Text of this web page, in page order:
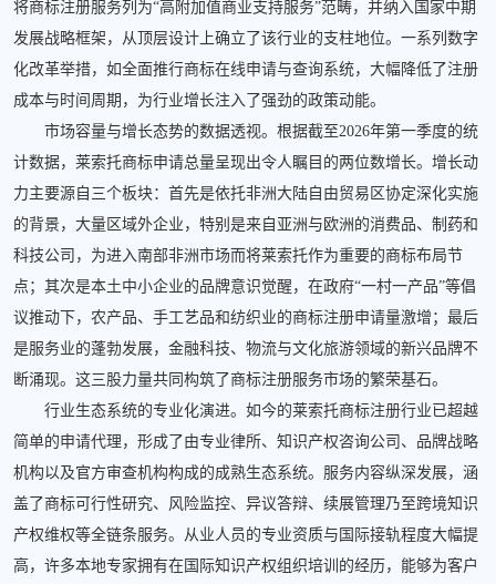
将商标注册服务列为“高附加值商业支持服务”范畴，并纳入国家中期
发展战略框架，从顶层设计上确立了该行业的支柱地位。一系列数字
化改革举措，如全面推行商标在线申请与查询系统，大幅降低了注册
成本与时间周期，为行业增长注入了强劲的政策动能。
市场容量与增长态势的数据透视。根据截至2026年第一季度的统
计数据，莱索托商标申请总量呈现出令人瞩目的两位数增长。增长动
力主要源自三个板块：首先是依托非洲大陆自由贸易区协定深化实施
的背景，大量区域外企业，特别是来自亚洲与欧洲的消费品、制药和
科技公司，为进入南部非洲市场而将莱索托作为重要的商标布局节
点；其次是本土中小企业的品牌意识觉醒，在政府“一村一产品”等倡
议推动下，农产品、手工艺品和纺织业的商标注册申请量激增；最后
是服务业的蓬勃发展，金融科技、物流与文化旅游领域的新兴品牌不
断涌现。这三股力量共同构筑了商标注册服务市场的繁荣基石。
行业生态系统的专业化演进。如今的莱索托商标注册行业已超越
简单的申请代理，形成了由专业律所、知识产权咨询公司、品牌战略
机构以及官方审查机构构成的成熟生态系统。服务内容纵深发展，涵
盖了商标可行性研究、风险监控、异议答辩、续展管理乃至跨境知识
产权维权等全链条服务。从业人员的专业资质与国际接轨程度大幅提
高，许多本地专家拥有在国际知识产权组织培训的经历，能够为客户